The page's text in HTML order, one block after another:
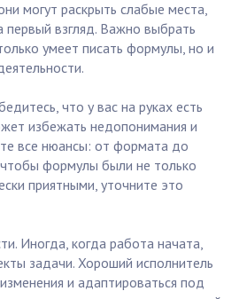
могут раскрыть слабые места,
взгляд. Важно выбрать
умеет писать формулы, но и
что у вас на руках есть
избежать недопонимания и
все нюансы: от формата до
формулы были не только
приятными, уточните это
Иногда, когда работа начата,
задачи. Хороший исполнитель
и адаптироваться под